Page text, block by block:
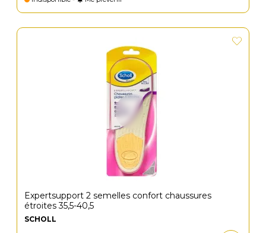
Expertsupport 2 semelles confort chaussures
étroites 35,5-40,5
SCHOLL